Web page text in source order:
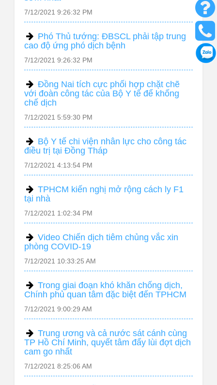
7/12/2021 9:26:32 PM
Phó Thủ tướng: ĐBSCL phải tập trung
cao độ ứng phó dịch bệnh
7/12/2021 9:26:32 PM
Đồng Nai tích cực phối hợp chặt chẽ
với đoàn công tác của Bộ Y tế để khống
chế dịch
7/12/2021 5:59:30 PM
Bộ Y tế chi viện nhân lực cho công tác
điều trị tại Đồng Tháp
7/12/2021 4:13:54 PM
TPHCM kiến nghị mở rộng cách ly F1
tại nhà
7/12/2021 1:02:34 PM
Video Chiến dịch tiêm chủng vắc xin
phòng COVID-19
7/12/2021 10:33:25 AM
Trong giai đoạn khó khăn chống dịch,
Chính phủ quan tâm đặc biệt đến TPHCM
7/12/2021 9:00:29 AM
Trung ương và cả nước sát cánh cùng
TP Hồ Chí Minh, quyết tâm đẩy lùi đợt dịch
cam go nhất
7/12/2021 8:25:06 AM